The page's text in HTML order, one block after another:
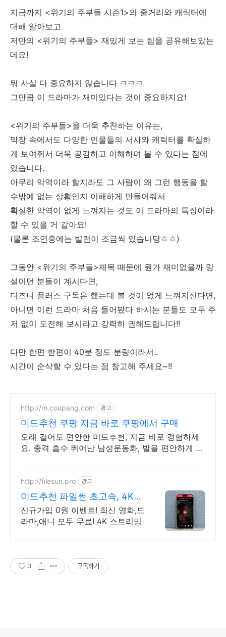
지금까지 <위기의 주부들 시즌1>의 줄거리와 캐릭터에
대해 알아보고
저만의 <위기의 주부들> 재밌게 보는 팁을 공유해보았는
데요!
뭐 사실 다 중요하지 않습니다 ㅋㅋㅋ
그만큼 이 드라마가 재미있다는 것이 중요하지요!
<위기의 주부들>을 더욱 추천하는 이유는,
막장 속에서도 다양한 인물들의 서사와 캐릭터를 확실하
게 보여줘서 더욱 공감하고 이해하며 볼 수 있다는 점에
있습니다.
아무리 악역이라 할지라도 그 사람이 왜 그런 행동을 할
수밖에 없는 상황인지 이해하게 만들어줘서
확실한 악역이 없게 느껴지는 것도 이 드라마의 특징이라
할 수 있을 거 같아요!
(물론 조연중에는 빌런이 조금씩 있습니당ㅎㅎ)
그동안 <위기의 주부들>제목 때문에 뭔가 재미없을까 망
설이던 분들이 계시다면,
디즈니 플러스 구독은 했는데 볼 것이 없게 느껴지신다면,
아니면 이런 드라마 처음 들어봤다 하시는 분들도 모두 주
저 없이 도전해 보시라고 강력히 권해드립니다!!
다만 한편 한편이 40분 정도 분량이라서..
시간이 순삭할 수 있다는 점 참고해 주세요~!!
http://m.coupang.com 광고
미드추천 쿠팡 지금 바로 쿠팡에서 구매
오래 걸어도 편안한 미드추천, 지금 바로 경험하세
요. 충격 흡수 뛰어난 남성운동화, 발을 편안하게 지
http://filesun.pro 광고
미드추천 파일썬 초고속, 4K
실시간 보기!
신규가입 0원 이벤트! 최신 영화,드
라마,애니 모두 무료! 4K 스트리밍
3 구독하기